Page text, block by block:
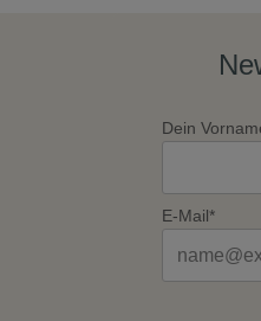
Dein
E-Mail*